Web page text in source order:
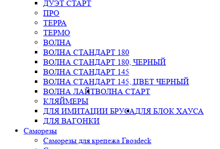
ДУЭТ СТАРТ
ПРО
ТЕРРА
ТЕРМО
ВОЛНА
ВОЛНА СТАНДАРТ 180
ВОЛНА СТАНДАРТ 180, ЧЕРНЫЙ
ВОЛНА СТАНДАРТ 145
ВОЛНА СТАНДАРТ 145, ЦВЕТ ЧЕРНЫЙ
ВОЛНА ЛАЙТВОЛНА СТАРТ
КЛЯЙМЕРЫ
ДЛЯ ИМИТАЦИИ БРУСАДЛЯ БЛОК ХАУСА
ДЛЯ ВАГОНКИ
Саморезы
Саморезы для крепежа Гвозdeck